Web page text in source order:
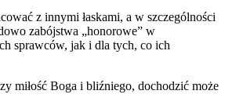
z innymi łaskami, a w szczególności
zabójstwa „honorowe” w
sprawców, jak i dla tych, co ich
miłość Boga i bliźniego, dochodzić może